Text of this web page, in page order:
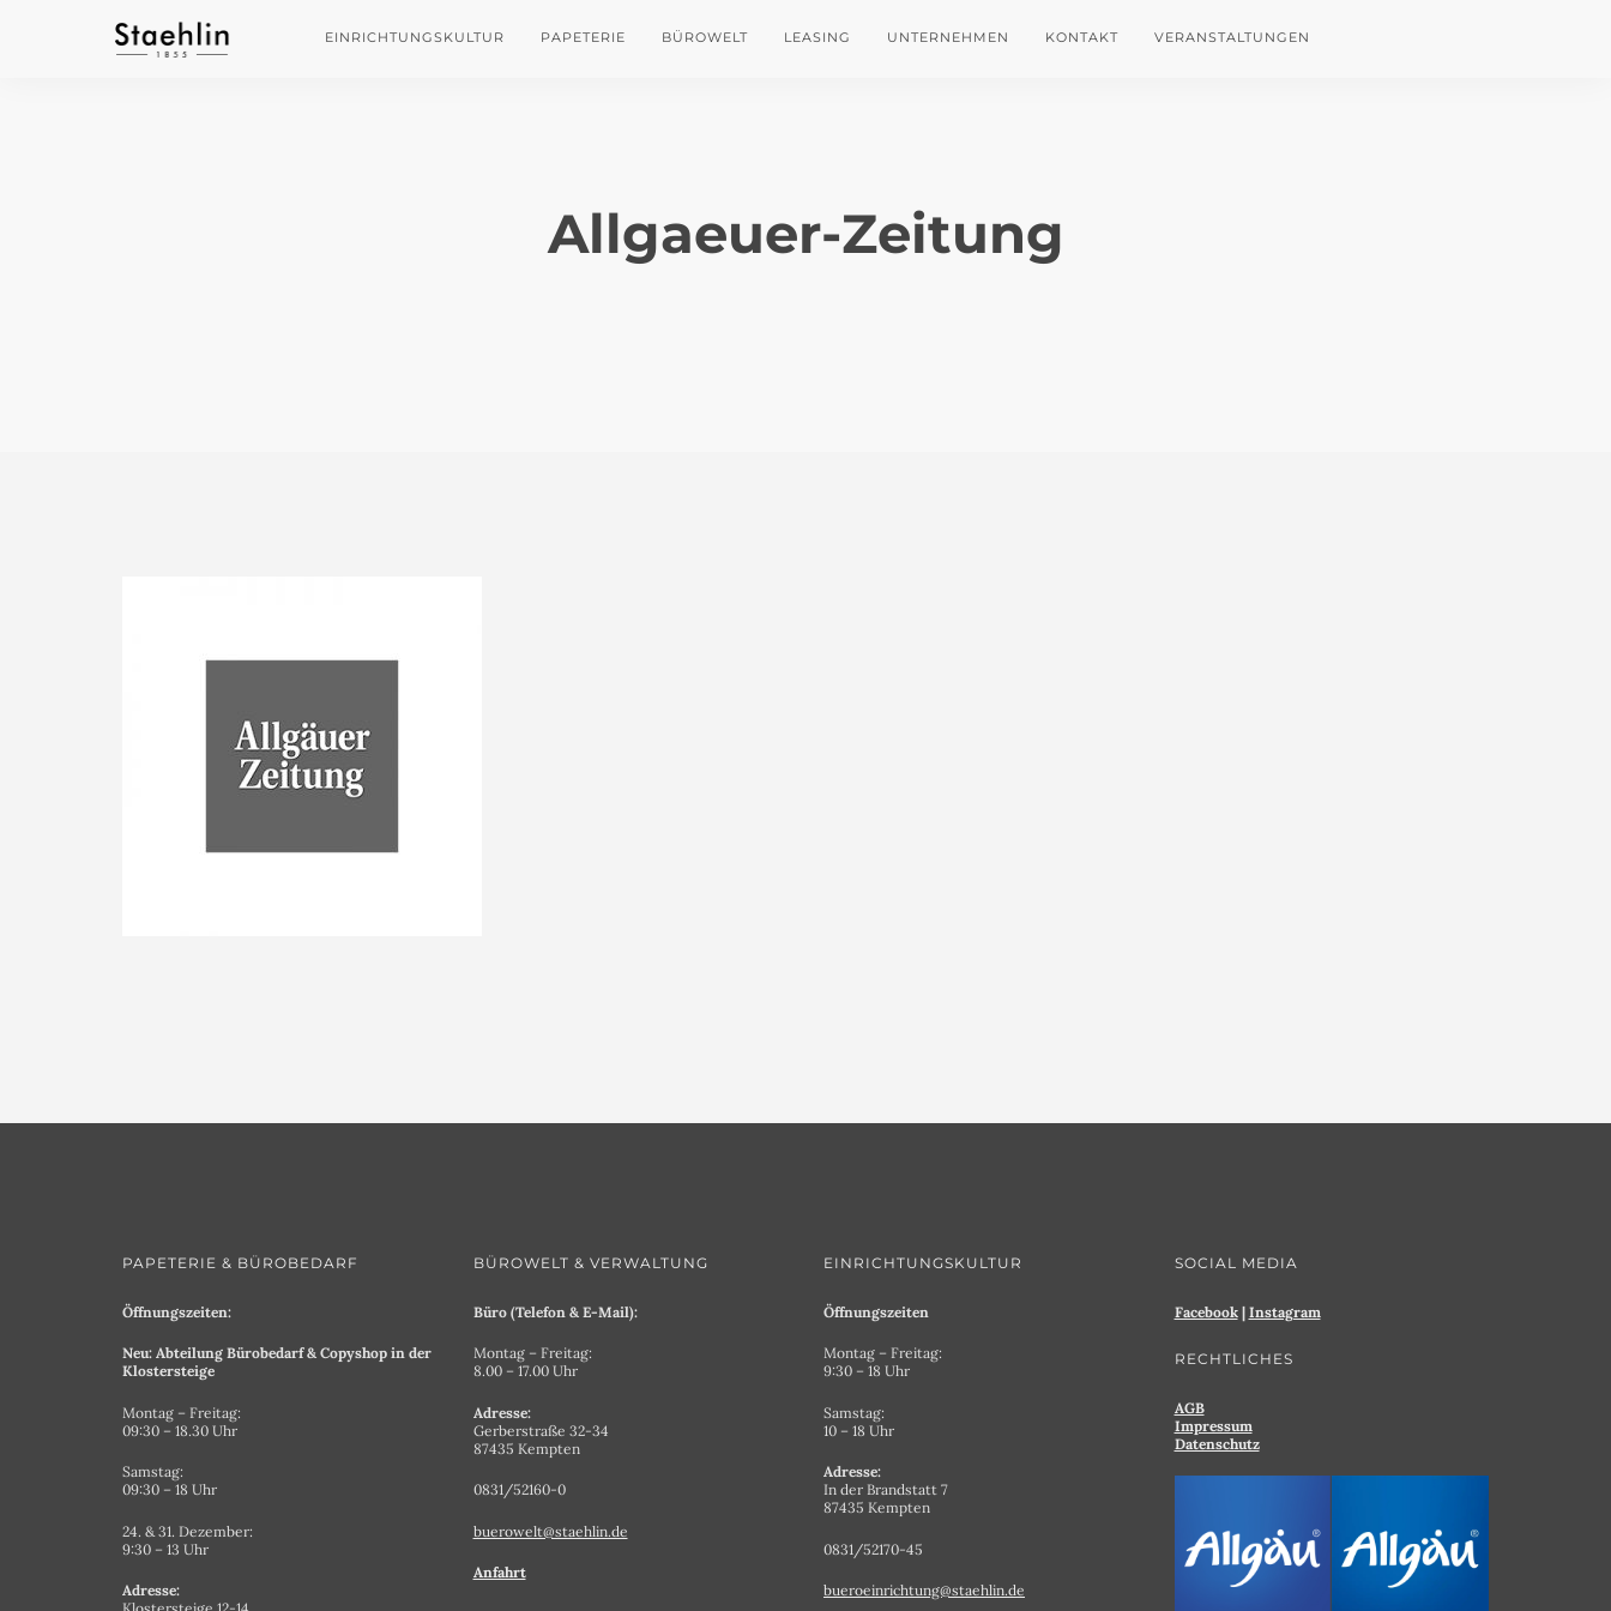
EINRICHTUNGSKULTUR PAPETERIE BÜROWELT LEASING UNTERNEHMEN KONTAKT VERANSTALTUNGEN
Allgaeuer-Zeitung
PAPETERIE & BÜROBEDARF
Öffnungszeiten:
Neu: Abteilung Bürobedarf & Copyshop in der
Klostersteige
Montag – Freitag:
09:30 – 18.30 Uhr
Samstag:
09:30 – 18 Uhr
24. & 31. Dezember:
9:30 – 13 Uhr
Adresse:
BÜROWELT & VERWALTUNG
Büro (Telefon & E-Mail):
Montag – Freitag:
8.00 – 17.00 Uhr
Adresse:
Gerberstraße 32-34
87435 Kempten
0831/52160-0
buerowelt@staehlin.de
Anfahrt
EINRICHTUNGSKULTUR
Öffnungszeiten
Montag – Freitag:
9:30 – 18 Uhr
Samstag:
10 – 18 Uhr
Adresse:
In der Brandstatt 7
87435 Kempten
0831/52170-45
bueroeinrichtung@staehlin.de
SOCIAL MEDIA
Facebook| Instagram
RECHTLICHES
AGB
Impressum
Datenschutz